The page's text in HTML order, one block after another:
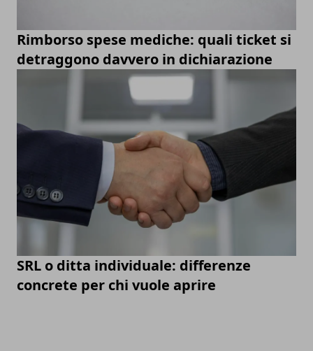
Rimborso spese mediche: quali ticket si
detraggono davvero in dichiarazione
SRL o ditta individuale: differenze
concrete per chi vuole aprire